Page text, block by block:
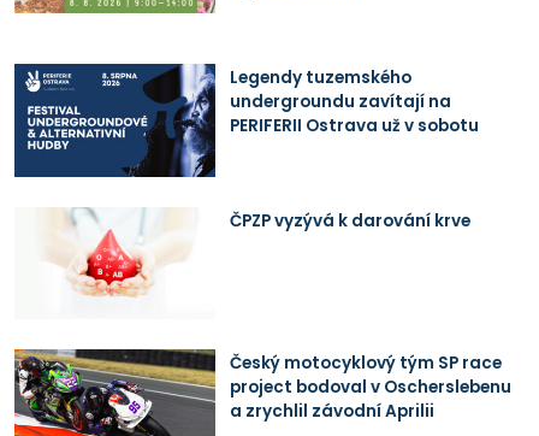
Legendy tuzemského
undergroundu zavítají na
PERIFERII Ostrava už v sobotu
ČPZP vyzývá k darování krve
Český motocyklový tým SP race
project bodoval v Oscherslebenu
a zrychlil závodní Aprilii